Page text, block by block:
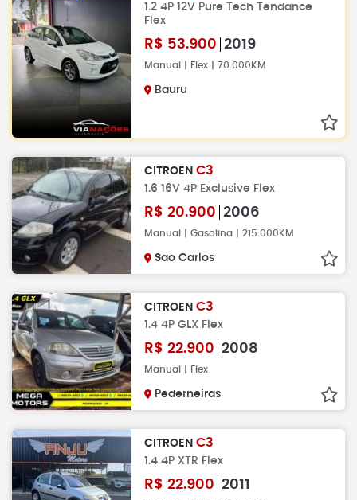
1.2 4P 12V Pure Tech Tendance
Flex
R$ 53.900 2019
Manual | Flex | 70.000KM
Bauru
CITROEN C3
1.6 16V 4P Exclusive Flex
R$ 20.900 2006
Manual | Gasolina | 215.000KM
Sao Carlos
CITROEN C3
1.4 4P GLX Flex
R$ 22.900 2008
Manual | Flex
Pederneiras
CITROEN C3
1.4 4P XTR Flex
R$ 22.900 2011